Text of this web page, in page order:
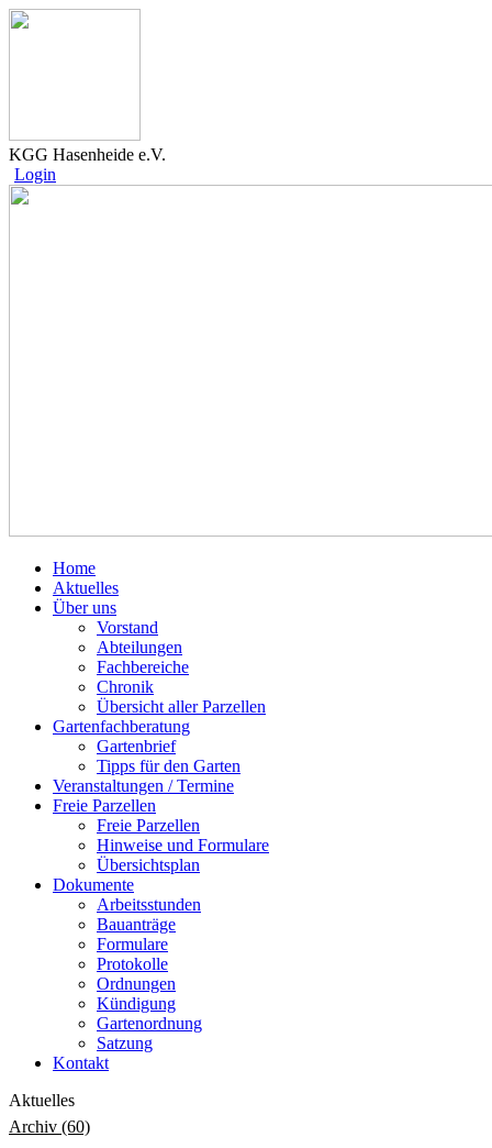
KGG Hasenheide e.V.
Login
Home
Aktuelles
Über uns
Vorstand
Abteilungen
Fachbereiche
Chronik
Übersicht aller Parzellen
Gartenfachberatung
Gartenbrief
Tipps für den Garten
Veranstaltungen / Termine
Freie Parzellen
Freie Parzellen
Hinweise und Formulare
Übersichtsplan
Dokumente
Arbeitsstunden
Bauanträge
Formulare
Protokolle
Ordnungen
Kündigung
Gartenordnung
Satzung
Kontakt
Aktuelles
Archiv (60)